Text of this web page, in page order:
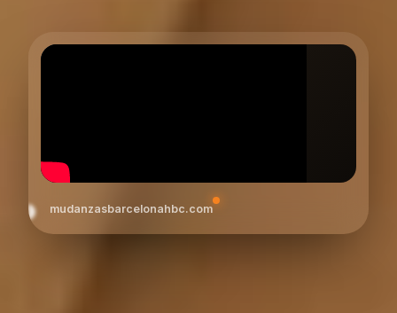
mudanzasbarcelonahbc.com